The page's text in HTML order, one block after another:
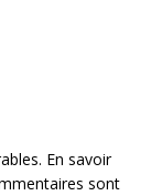
En savoir
sont